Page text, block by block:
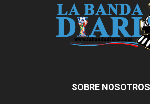
SOBRE NOSOTROS